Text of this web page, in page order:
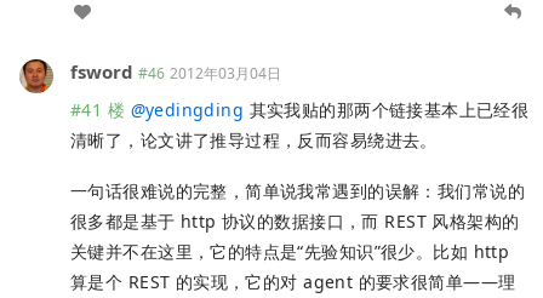
fsword #46 2012年03月04日
#41 楼 @yedingding 其实我贴的那两个链接基本上已经很
清晰了，论文讲了推导过程，反而容易绕进去。
一句话很难说的完整，简单说我常遇到的误解：我们常说的
很多都是基于 http 协议的数据接口，而 REST 风格架构的
关键并不在这里，它的特点是“先验知识”很少。比如 http
算是个 REST 的实现，它的对 agent 的要求很简单——理